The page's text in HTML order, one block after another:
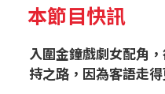
本節目快訊
入圍金鐘戲劇女配角
持之路，因為客語走